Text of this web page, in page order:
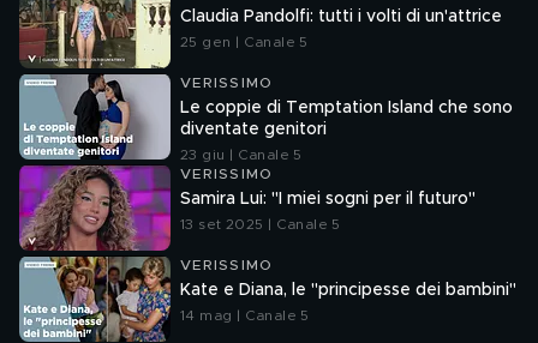
Claudia Pandolfi: tutti i volti di un'attrice
25 gen | Canale 5
VERISSIMO
Le coppie di Temptation Island che sono
diventate genitori
23 giu | Canale 5
VERISSIMO
Samira Lui: "I miei sogni per il futuro"
13 set 2025 | Canale 5
VERISSIMO
Kate e Diana, le "principesse dei bambini"
14 mag | Canale 5